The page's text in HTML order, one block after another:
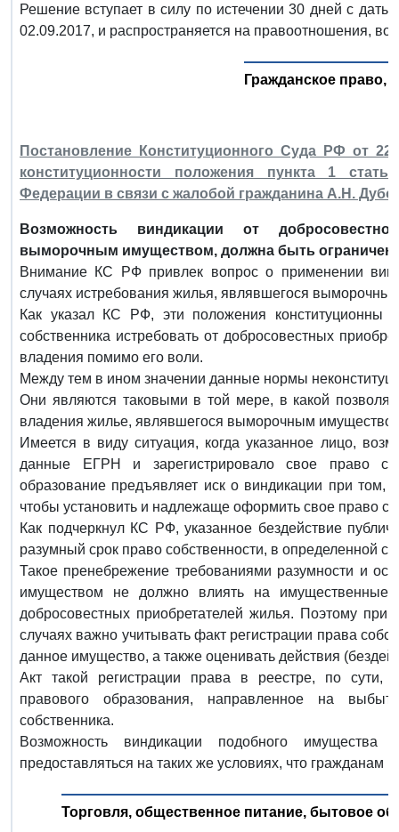
Решение вступает в силу по истечении 30 дней с
02.09.2017, и распространяется на правоотношения,
Гражданское право,
Постановление Конституционного Суда РФ от
конституционности положения пункта 1
Федерации в связи с жалобой гражданина А.Н.
Возможность виндикации от
выморочным имуществом, должна быть
Внимание КС РФ привлек вопрос о применении
случаях истребования жилья, являвшегося
Как указал КС РФ, эти положения
собственника истребовать от добросовестных
владения помимо его воли.
Между тем в ином значении данные нормы
Они являются таковыми в той мере, в какой
владения жилье, являвшегося выморочным
Имеется в виду ситуация, когда указанное лицо,
данные ЕГРН и зарегистрировало свое право
образование предъявляет иск о виндикации при
чтобы установить и надлежаще оформить свое право
Как подчеркнул КС РФ, указанное бездействие
разумный срок право собственности, в определенной
Такое пренебрежение требованиями разумности и
имуществом не должно влиять на
добросовестных приобретателей жилья. Поэтому
случаях важно учитывать факт регистрации права
данное имущество, а также оценивать действия
Акт такой регистрации права в реестре, по сути,
правового образования, направленное на
собственника.
Возможность виндикации подобного
предоставляться на таких же условиях, что гражданам
Торговля, общественное питание, бытовое